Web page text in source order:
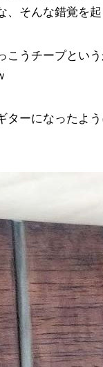
、そんな錯覚を
こうチープとい
ターになったよ